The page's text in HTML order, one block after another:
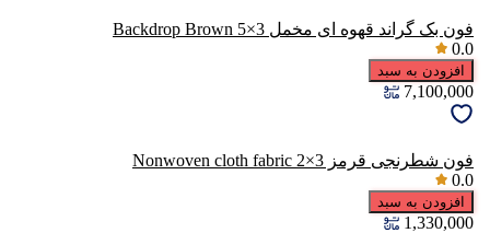
فون بک گراند قهوه ای مخمل Backdrop Brown 5×3
0.0
افزودن به سبد
7,100,000
فون شطرنجی قرمز Nonwoven cloth fabric 2×3
0.0
افزودن به سبد
1,330,000